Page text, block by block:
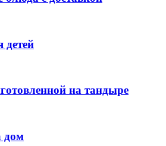
детей
на тандыре
дом